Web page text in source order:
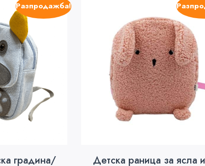
Разпродажба!
градина/
Детска раница за ясла